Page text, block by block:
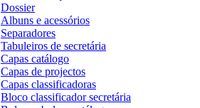
Dossier
Albuns e acessórios
Separadores
Tabuleiros de secretária
Capas catálogo
Capas de projectos
Capas classificadoras
Bloco classificador secretária